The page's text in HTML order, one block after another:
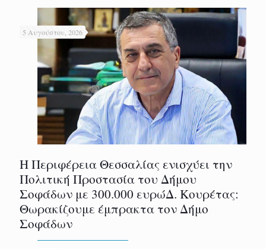
5 Αυγούστου, 2026
Η Περιφέρεια Θεσσαλίας ενισχύει την
Πολιτική Προστασία του Δήμου
Σοφάδων με 300.000 ευρώΔ. Κουρέτας:
Θωρακίζουμε έμπρακτα τον Δήμο
Σοφάδων